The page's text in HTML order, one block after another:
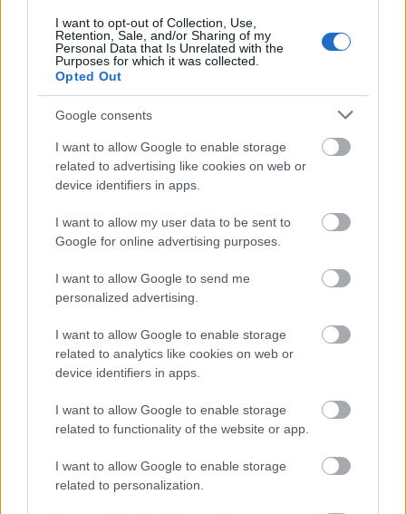
I want to opt-out of Collection, Use,
Retention, Sale, and/or Sharing of my
Personal Data that Is Unrelated with the
Purposes for which it was collected.
Opted Out
Google consents
I want to allow Google to enable storage
related to advertising like cookies on web or
device identifiers in apps.
I want to allow my user data to be sent to
Google for online advertising purposes.
I want to allow Google to send me
personalized advertising.
I want to allow Google to enable storage
related to analytics like cookies on web or
device identifiers in apps.
I want to allow Google to enable storage
related to functionality of the website or app.
I want to allow Google to enable storage
related to personalization.
πρωτότυπα μέρη, κάντε μια αναζήτηση για το τι
ταιριάζει σε σας. Για παράδειγμα, για τις γυναίκες
που ταξιδεύουν μόνες τους οι αραβικές χώρες ίσως
δεν είναι η καλύτερη επιλογή. Συμβουλευτείτε
κάποιο ταξιδιωτικό γραφείο και κάντε μια
προσεκτική αναζήτηση στο ίντερνετ. Ανακαλύψτε
ακόμα
20 tips για να σας μείνει αυτό το ταξίδι
αξέχαστο!